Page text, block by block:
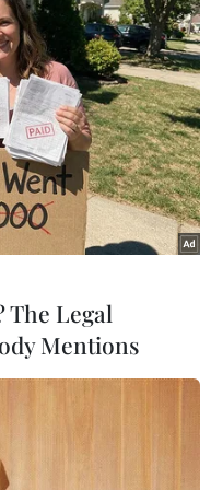
nước này mà
biết 5 cường quốc
Trung Quốc, Anh
minh NATO của Mỹ
dụng ngược”
Nobel Hòa bình
10 rằng một số
họ cùng
ủng hộ này.
vũ khí hạt nhân
Không phổ biến
thế kỷ và được
The Legal
Mentions